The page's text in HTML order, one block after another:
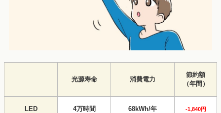
光源寿命 消費電力
節約額
（年間）
LED 4万時間 68kWh/年 -1,840円